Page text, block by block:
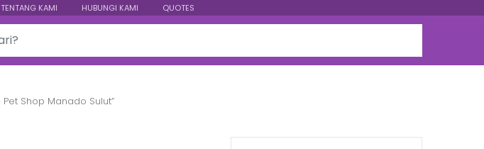
TENTANG KAMI HUBUNGI KAMI QUOTES
Shop Manado Sulut”